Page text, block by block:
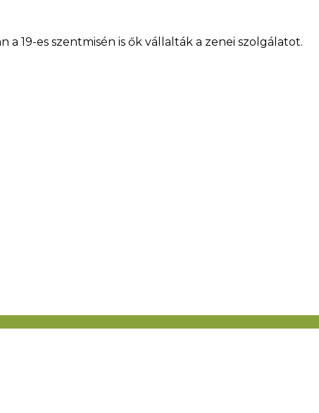
19-es szentmisén is ők vállalták a zenei szolgálatot.